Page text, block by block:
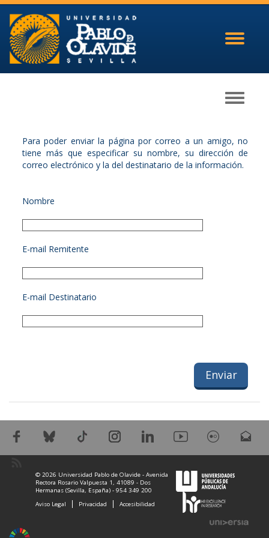
Toggle
Toggle
Para poder enviar la página por correo a un amigo, no
tiene más que especificar su nombre, su dirección de
correo electrónico y la del destinatario de la información.
Nombre
E-mail Remitente
E-mail Destinatario
© 2026 Universidad Pablo de Olavide - Avenida
Rectora Rosario Valpuesta 1, 41089 - Dos
Hermanas (Sevilla, España) - 954 349 200
Aviso Legal
Privacidad Accesibilidad